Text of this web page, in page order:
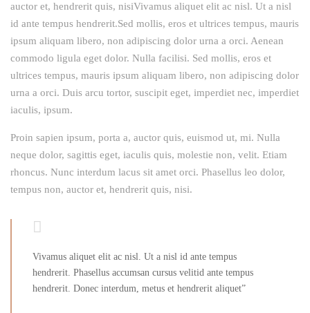
auctor et, hendrerit quis, nisiVivamus aliquet elit ac nisl. Ut a nisl
id ante tempus hendrerit.Sed mollis, eros et ultrices tempus, mauris
ipsum aliquam libero, non adipiscing dolor urna a orci. Aenean
commodo ligula eget dolor. Nulla facilisi. Sed mollis, eros et
ultrices tempus, mauris ipsum aliquam libero, non adipiscing dolor
urna a orci. Duis arcu tortor, suscipit eget, imperdiet nec, imperdiet
iaculis, ipsum.
Proin sapien ipsum, porta a, auctor quis, euismod ut, mi. Nulla
neque dolor, sagittis eget, iaculis quis, molestie non, velit. Etiam
rhoncus. Nunc interdum lacus sit amet orci. Phasellus leo dolor,
tempus non, auctor et, hendrerit quis, nisi.
Vivamus aliquet elit ac nisl. Ut a nisl id ante tempus
hendrerit. Phasellus accumsan cursus velitid ante tempus
hendrerit. Donec interdum, metus et hendrerit aliquet”